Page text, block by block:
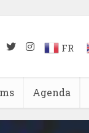
FR
Agenda